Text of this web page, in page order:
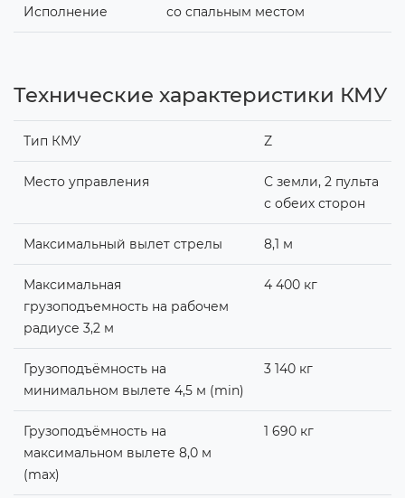
Исполнение со спальным местом
Технические характеристики КМУ
Тип КМУ Z
Место управления
С земли, 2 пульта
с обеих сторон
Максимальный вылет стрелы 8,1 м
Максимальная
грузоподъемность на рабочем
радиусе 3,2 м
4 400 кг
Грузоподъёмность на
минимальном вылете 4,5 м (min)
3 140 кг
Грузоподъёмность на
максимальном вылете 8,0 м
(max)
1 690 кг